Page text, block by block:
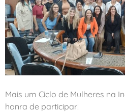
Mais um Ciclo de Mulheres na
honra de participar!